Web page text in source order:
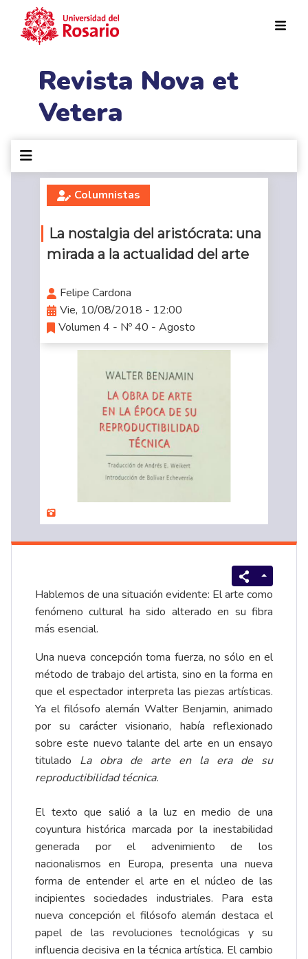
Revista Nova et
Vetera
Columnistas
La nostalgia del aristócrata: una
mirada a la actualidad del arte
Felipe Cardona
Vie, 10/08/2018 - 12:00
Volumen 4 - Nº 40 - Agosto
Hablemos de una situación evidente: El arte como
fenómeno cultural ha sido alterado en su fibra
más esencial.
Una nueva concepción toma fuerza, no sólo en el
método de trabajo del artista, sino en la forma en
que el espectador interpreta las piezas artísticas.
Ya el filósofo alemán Walter Benjamin, animado
por su carácter visionario, había reflexionado
sobre este nuevo talante del arte en un ensayo
titulado La obra de arte en la era de su
reproductibilidad técnica.
El texto que salió a la luz en medio de una
coyuntura histórica marcada por la inestabilidad
generada por el advenimiento de los
nacionalismos en Europa, presenta una nueva
forma de entender el arte en el núcleo de las
incipientes sociedades industriales. Para esta
nueva concepción el filósofo alemán destaca el
papel de las revoluciones tecnológicas y su
influencia decisiva en la técnica artística. El cambio